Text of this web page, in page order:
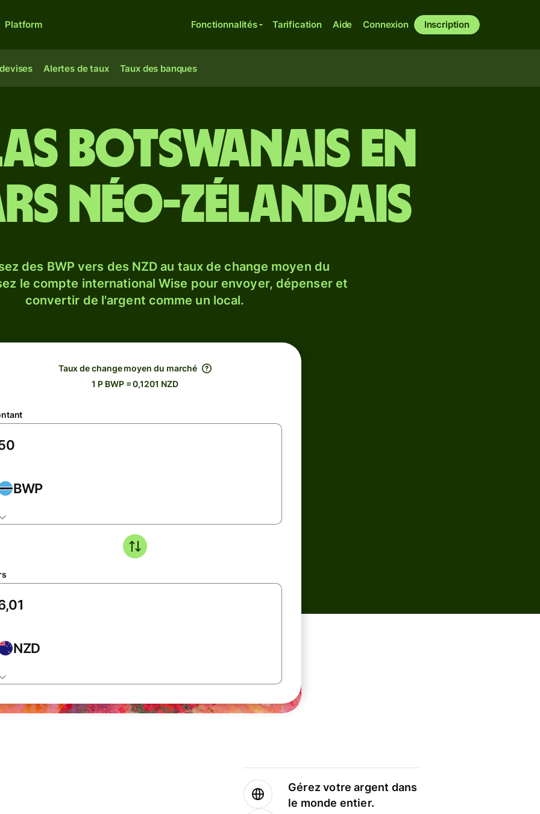
Platform Fonctionnalités Tarification Aide Connexion Inscription
Alertes de taux Taux des banques
botswanais en
néo-zélandais
des BWP vers des NZD au taux de change moyen du
le compte international Wise pour envoyer, dépenser et
convertir de l'argent comme un local.
Taux de change moyen du marché
1 P BWP = 0,1201 NZD
BWP
NZD
Gérez votre argent dans
le monde entier.